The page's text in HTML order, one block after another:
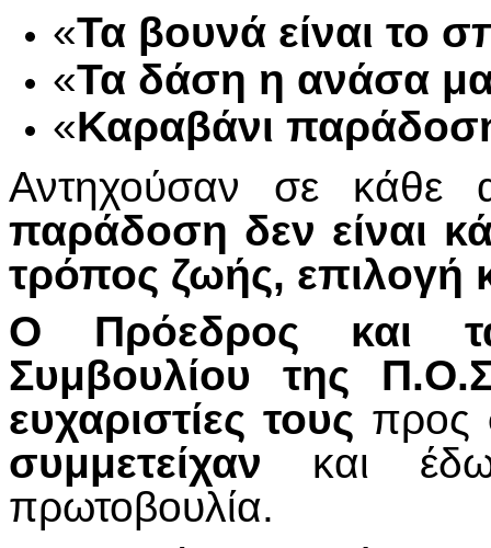
«Τα βουνά είναι το
«Τα δάση η ανάσα
«Καραβάνι
Αντηχούσαν σε κάθε
παράδοση δεν είναι
τρόπος ζωής, επιλογή
Ο Πρόεδρος και
Συμβουλίου της
ευχαριστίες τους προς
συμμετείχαν και
πρωτοβουλία.